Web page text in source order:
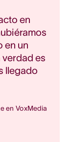
en
en un
es
llegado
en VoxMedia